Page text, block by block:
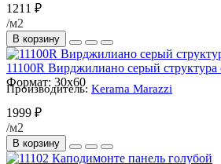
1211 ₽
/м2
В корзину
11100R Вирджилиано серый структура
Формат: 30x60
Производитель: Kerama Marazzi
1999 ₽
/м2
В корзину